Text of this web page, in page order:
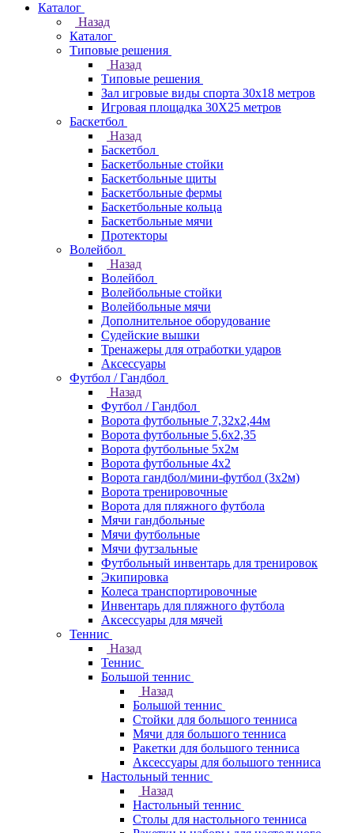
Каталог
Назад
Каталог
Типовые решения
Назад
Типовые решения
Зал игровые виды спорта 30x18 метров
Игровая площадка 30Х25 метров
Баскетбол
Назад
Баскетбол
Баскетбольные стойки
Баскетбольные щиты
Баскетбольные фермы
Баскетбольные кольца
Баскетбольные мячи
Протекторы
Волейбол
Назад
Волейбол
Волейбольные стойки
Волейбольные мячи
Дополнительное оборудование
Судейские вышки
Тренажеры для отработки ударов
Аксессуары
Футбол / Гандбол
Назад
Футбол / Гандбол
Ворота футбольные 7,32х2,44м
Ворота футбольные 5,6х2,35
Ворота футбольные 5х2м
Ворота футбольные 4х2
Ворота гандбол/мини-футбол (3х2м)
Ворота тренировочные
Ворота для пляжного футбола
Мячи гандбольные
Мячи футбольные
Мячи футзальные
Футбольный инвентарь для тренировок
Экипировка
Колеса транспортировочные
Инвентарь для пляжного футбола
Аксессуары для мячей
Теннис
Назад
Теннис
Большой теннис
Назад
Большой теннис
Стойки для большого тенниса
Мячи для большого тенниса
Ракетки для большого тенниса
Аксессуары для большого тенниса
Настольный теннис
Назад
Настольный теннис
Столы для настольного тенниса